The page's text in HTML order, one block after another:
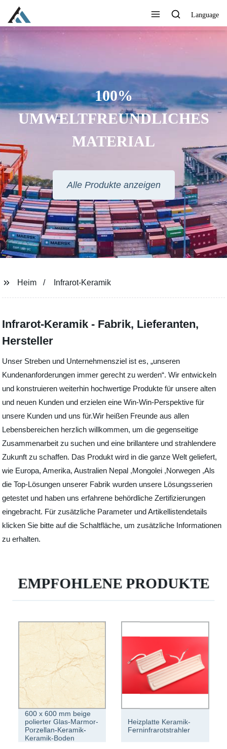
Language
100%
UMWELTFREUNDLICHES
MATERIAL
Alle Produkte anzeigen
Heim Infrarot-Keramik
Infrarot-Keramik - Fabrik, Lieferanten,
Hersteller
Unser Streben und Unternehmensziel ist es, „unseren
Kundenanforderungen immer gerecht zu werden“. Wir entwickeln
und konstruieren weiterhin hochwertige Produkte für unsere alten
und neuen Kunden und erzielen eine Win-Win-Perspektive für
unsere Kunden und uns für.Wir heißen Freunde aus allen
Lebensbereichen herzlich willkommen, um die gegenseitige
Zusammenarbeit zu suchen und eine brillantere und strahlendere
Zukunft zu schaffen. Das Produkt wird in die ganze Welt geliefert,
wie Europa, Amerika, Australien Nepal ,Mongolei ,Norwegen ,Als
die Top-Lösungen unserer Fabrik wurden unsere Lösungsserien
getestet und haben uns erfahrene behördliche Zertifizierungen
eingebracht. Für zusätzliche Parameter und Artikellistendetails
klicken Sie bitte auf die Schaltfläche, um zusätzliche Informationen
zu erhalten.
EMPFOHLENE PRODUKTE
600 x 600 mm beige
polierter Glas-Marmor-
Porzellan-Keramik-
Keramik-Boden
Heizplatte Keramik-
Ferninfrarotstrahler